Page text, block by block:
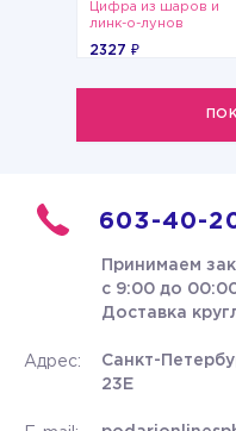
Цифра из шаров и
линк-о-лунов
2327 ₽
603-40-
Принимаем
с 9:00 до
Доставка
Адрес:
Санкт-
23Е